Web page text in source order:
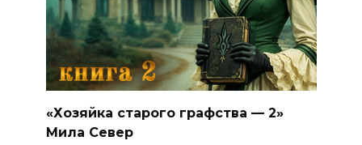
«Хозяйка старого графства — 2»
Мила Север